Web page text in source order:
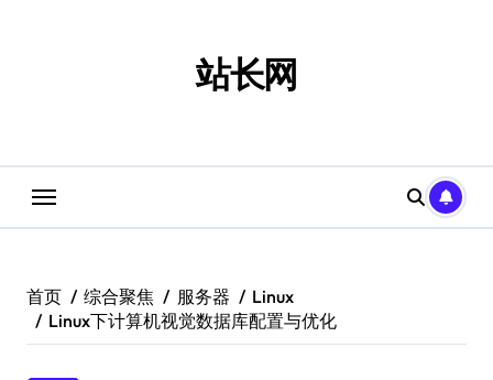
站长网
首页 综合聚焦 服务器
Linux
Linux下计算机视觉数据库配置与优化